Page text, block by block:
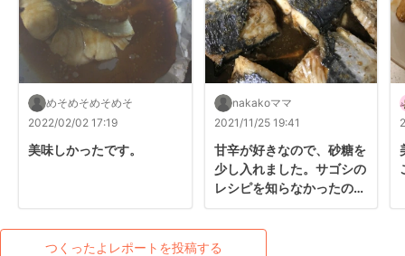
めそめそめそめそ
2022/02/02 17:19
美味しかったです。
nakakoママ
2021/11/25 19:41
甘辛が好きなので、砂糖を
少し入れました。サゴシの
レシピを知らなかったので
つくったよレポートを投稿する